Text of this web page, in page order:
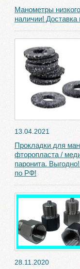
Манометры
наличии!
13.04.2021
Прокладки для
фторопласта /
паронита.
по РФ!
28.11.2020